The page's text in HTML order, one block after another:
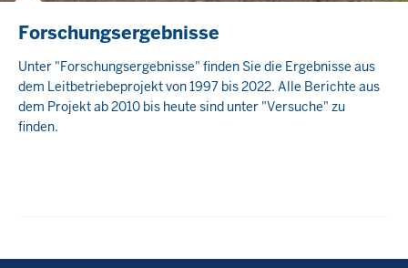
Forschungsergebnisse
Unter "Forschungsergebnisse" finden Sie die Ergebnisse aus
dem Leitbetriebeprojekt von 1997 bis 2022. Alle Berichte aus
dem Projekt ab 2010 bis heute sind unter "Versuche" zu
finden.